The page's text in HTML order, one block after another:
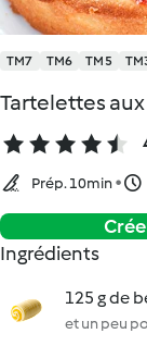
TM7 TM6 TM5
Tartelettes
Prép. 10min
Ingrédients
125 g de
et un peu